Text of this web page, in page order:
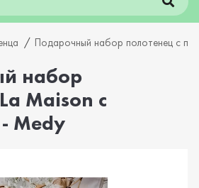
Подарочный набор полотенец с
набор
Maison с
Medy